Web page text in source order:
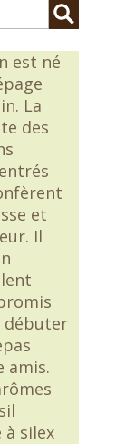
est né
La
des
et
Il
débuter
amis.
silex